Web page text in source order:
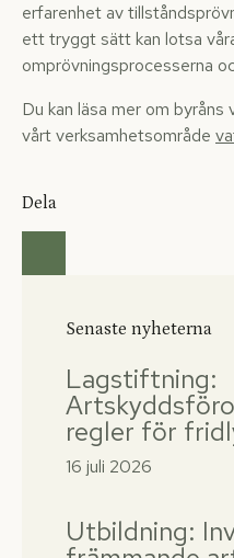
erfarenhet av
ett tryggt sätt kan lotsa
omprövningsprocesserna
Du kan läsa mer om
vårt verksamhetsområde
Dela
Senaste nyheterna
Lagstiftning:
regler för
16 juli 2026
Utbildning: